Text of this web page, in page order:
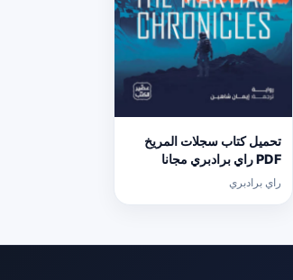
تحميل كتاب سجلات المريخ
PDF راي برادبري مجانا
راي برادبري